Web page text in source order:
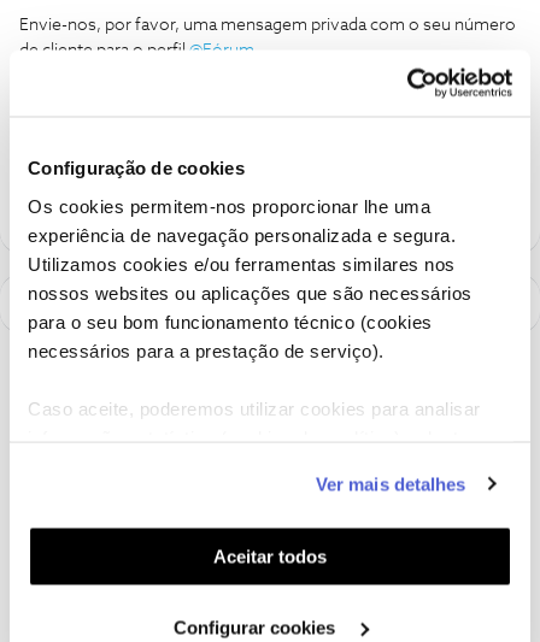
Configuração de cookies
Os cookies permitem-nos proporcionar lhe uma
experiência de navegação personalizada e segura.
Utilizamos cookies e/ou ferramentas similares nos
nossos websites ou aplicações que são necessários
para o seu bom funcionamento técnico (cookies
necessários para a prestação de serviço).
Caso aceite, poderemos utilizar cookies para analisar
funcionalidades (cookies de personalização e
funcionalidade) e adaptar anúncios aos seus interesses
(cookies de publicidade personalizada). Pode gerir a
utilização dos cookies clicando em "Configurar
Ver mais detalhes
Aceitar todos
Configurar cookies
Envie-nos, por favor, uma mensagem privada com o seu número
de cliente para o perfil @Fórum
como "Melhor Resposta" e faça "Like" nos melhores comentários.
A poupança que COMBINA